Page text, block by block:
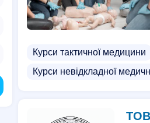
Курси тактичної медицини
Курси невідкладної
ТОВ